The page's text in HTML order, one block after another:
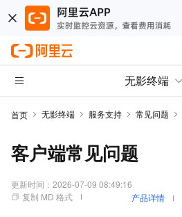
无影终端
首页 无影终端 服务支持 常见问题
客户端常见问题
更新时间： 2026-07-09 08:49:16
复制 MD 格式
产品详情